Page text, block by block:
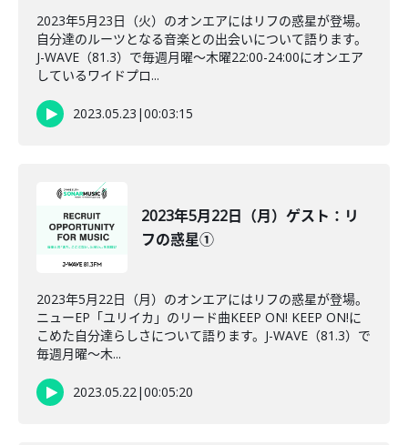
2023年5月23日（火）のオンエアにはリフの惑星が登場。
自分達のルーツとなる音楽との出会いについて語ります。
J-WAVE（81.3）で毎週月曜～木曜22:00-24:00にオンエア
しているワイドプロ...
2023.05.23 |00:03:15
2023年5月22日（月）ゲスト：リ
フの惑星①
2023年5月22日（月）のオンエアにはリフの惑星が登場。
ニューEP「ユリイカ」のリード曲KEEP ON! KEEP ON!に
こめた自分達らしさについて語ります。J-WAVE（81.3）で
毎週月曜～木...
2023.05.22|00:05:20